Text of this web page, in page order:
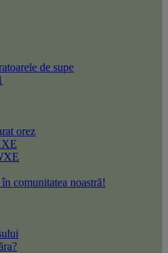
de supe
orez
comunitatea noastră!